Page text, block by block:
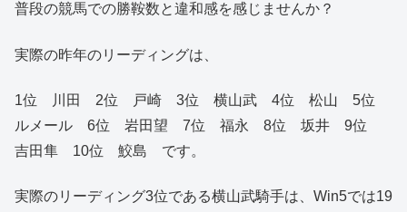
普段の競馬での勝鞍数と違和感を感じませんか？
実際の昨年のリーディングは、
1位 川田 2位 戸崎 3位 横山武 4位 松山 5位
ルメール 6位 岩田望 7位 福永 8位 坂井 9位
吉田隼 10位 鮫島 です。
実際のリーディング3位である横山武騎手は、Win5では19